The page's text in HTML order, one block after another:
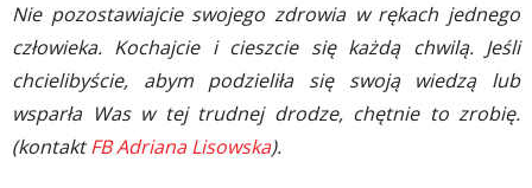
Nie pozostawiajcie swojego zdrowia w rękach jednego
człowieka. Kochajcie i cieszcie się każdą chwilą. Jeśli
chcielibyście, abym podzieliła się swoją wiedzą lub
wsparła Was w tej trudnej drodze, chętnie to zrobię.
(kontaktFB Adriana Lisowska).